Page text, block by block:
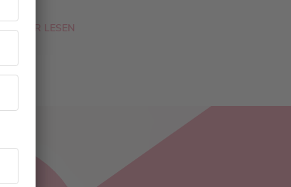
MEHR LESEN